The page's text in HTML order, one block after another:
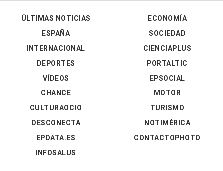
ÚLTIMAS NOTICIAS
ESPAÑA
INTERNACIONAL
DEPORTES
VÍDEOS
ECONOMÍA
SOCIEDAD
CIENCIAPLUS
PORTALTIC
EPSOCIAL
CHANCE
CULTURAOCIO
DESCONECTA
EPDATA.ES
INFOSALUS
MOTOR
TURISMO
NOTIMÉRICA
CONTACTOPHOTO